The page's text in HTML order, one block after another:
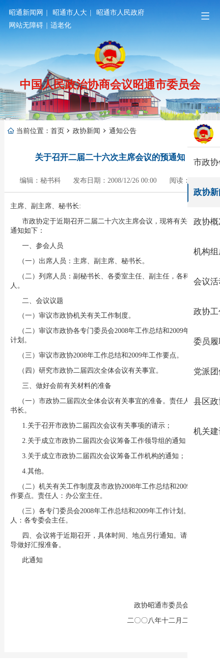
昭通新闻网 | 昭通市人大 |
昭通市人民政府
网站无障碍 | 适老化
中国人民政治协商会议昭通市委员会
市政
政协新
政协概
机构组
会议活
政协工
委员履
党派
县区政
机关建
当前位置： 首页 政协新闻 通知公告
关于召开二届二十六次主席会议的预通知
编辑：秘书科 发布日期：2008/12/26 00:00 阅读：748
主席、副主席、秘书长:
市政协定于近期召开二届二十六次主席会议，现将有关事项预
通知如下：
一、参会人员
（一）出席人员：主席、副主席、秘书长。
（二）列席人员：副秘书长、各委室主任、副主任，各科负责
人。
二、会议议题
（一）审议市政协机关有关工作制度。
（二）审议市政协各专门委员会2008年工作总结和2009年工作
计划。
（三）审议市政协2008年工作总结和2009年工作要点。
（四）研究市政协二届四次全体会议有关事宜。
三、做好会前有关材料的准备
（一）市政协二届四次全体会议有关事宜的准备。责任人：秘
书长。
1.关于召开市政协二届四次会议有关事项的请示；
2.关于成立市政协二届四次会议筹备工作领导组的通知；
3.关于成立市政协二届四次会议筹备工作机构的通知；
4.其他。
（二）机关有关工作制度及市政协2008年工作总结和2009年工
作要点。责任人：办公室主任。
（三）各专门委员会2008年工作总结和2009年工作计划。责任
人：各专委会主任。
四、 会议将于近期召开，具体时间、地点另行通知。请有关领
导做好汇报准备。
此通知
政协昭通市委员会办公室
二〇〇八年十二月二十五日